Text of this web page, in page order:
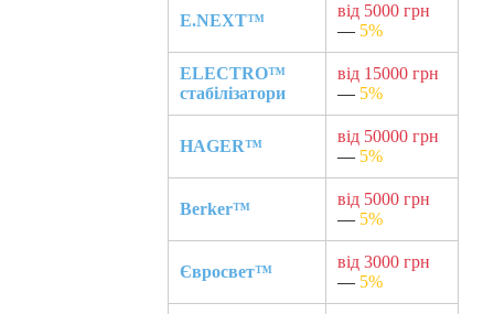
E.NEXT™
від 5000 грн
— 5%
ELECTRO™
стабілізатори
від 15000 грн
— 5%
HAGER™
від 50000 грн
— 5%
Berker™
від 5000 грн
— 5%
Євросвет™
від 3000 грн
— 5%